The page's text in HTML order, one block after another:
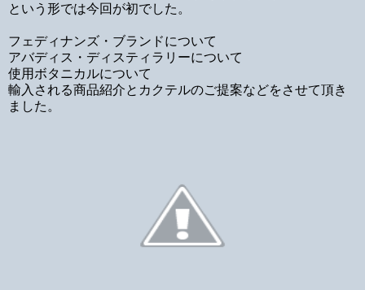
という形では今回が初でした。
フェディナンズ・ブランドについて
アバディス・ディスティラリーについて
使用ボタニカルについて
輸入される商品紹介とカクテルのご提案などをさせて頂き
ました。